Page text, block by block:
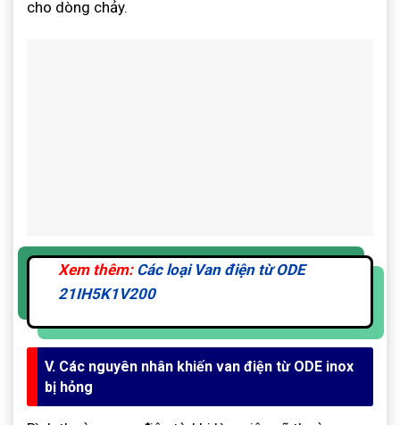
cho dòng chảy.
Xem thêm: Các loại Van điện từ ODE
21IH5K1V200
V. Các nguyên nhân khiến van điện từ ODE inox
bị hỏng